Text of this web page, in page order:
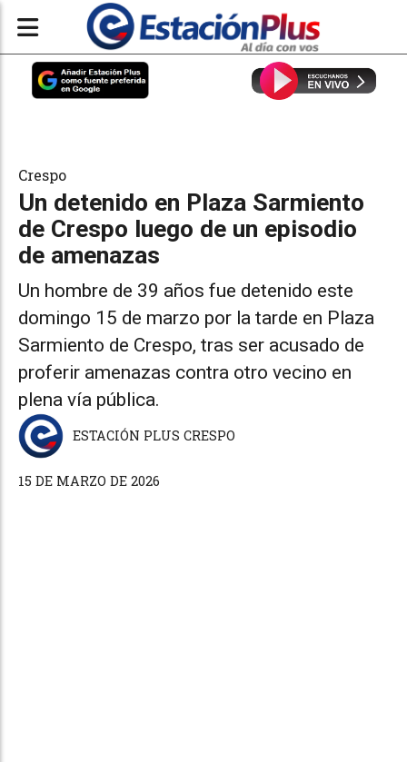
Un detenido en Plaza Sarmiento
de Crespo luego de un episodio
de amenazas
Un hombre de 39 años fue detenido este
domingo 15 de marzo por la tarde en Plaza
Sarmiento de Crespo, tras ser acusado de
proferir amenazas contra otro vecino en
plena vía pública.
Crespo
15 DE MARZO DE 2026
ESTACIÓN PLUS CRESPO